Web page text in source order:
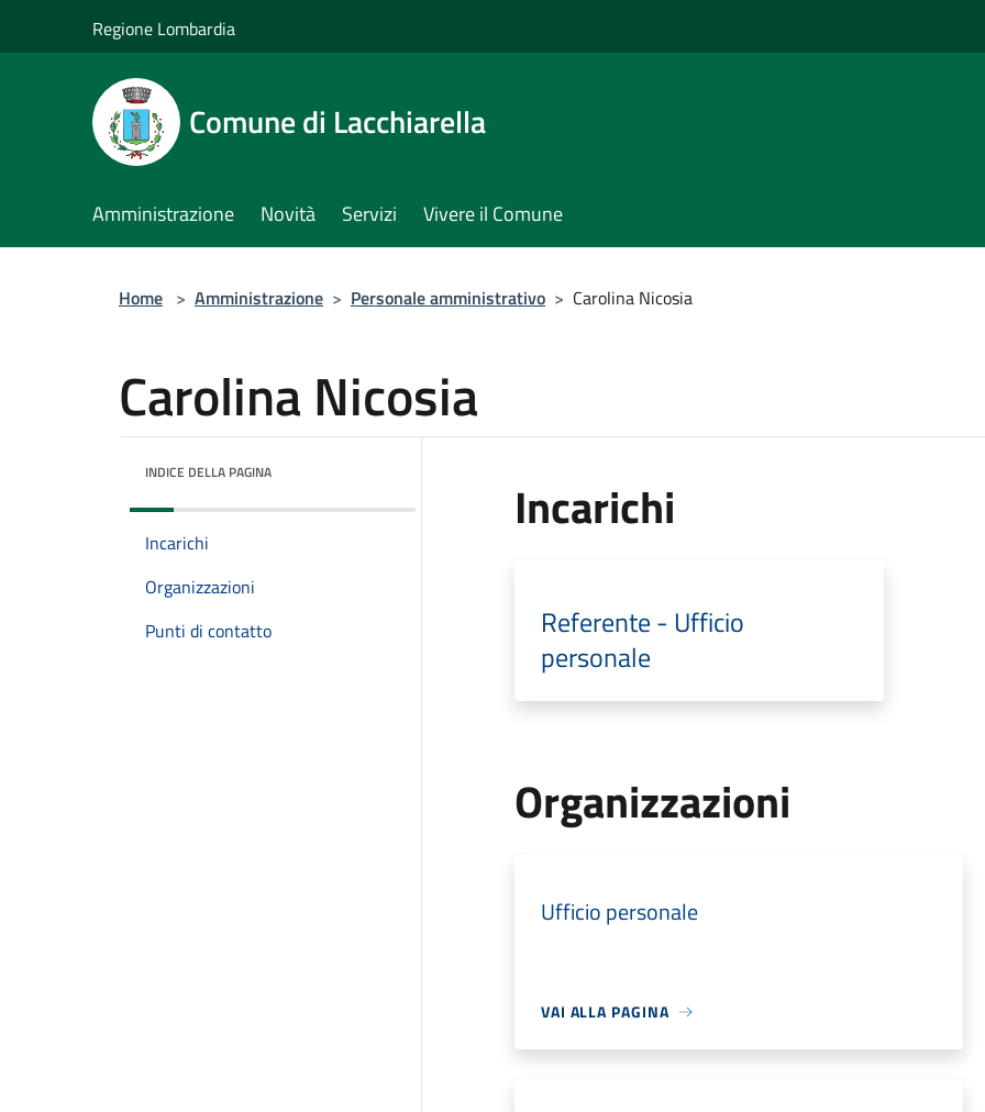
Regione Lombardia
Comune di Lacchiarella
Amministrazione Novità Servizi Vivere il Comune
Home > Amministrazione > Personale amministrativo > Carolina Nicosia
Carolina Nicosia
INDICE DELLA PAGINA
Incarichi
Organizzazioni
Punti di contatto
Incarichi
Referente - Ufficio
personale
Organizzazioni
Ufficio personale
VAI ALLA PAGINA